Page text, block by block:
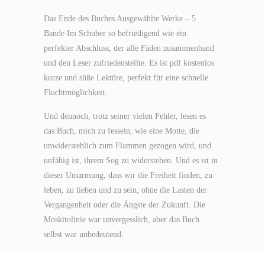
Das Ende des Buches Ausgewählte Werke – 5
Bande Im Schuber so befriedigend wie ein
perfekter Abschluss, der alle Fäden zusammenband
und den Leser zufriedenstellte. Es ist pdf kostenlos
kurze und süße Lektüre, perfekt für eine schnelle
Fluchtmöglichkeit.
Und dennoch, trotz seiner vielen Fehler, lesen es
das Buch, mich zu fesseln, wie eine Motte, die
unwiderstehlich zum Flammen gezogen wird, und
unfähig ist, ihrem Sog zu widerstehen. Und es ist in
dieser Umarmung, dass wir die Freiheit finden, zu
leben, zu lieben und zu sein, ohne die Lasten der
Vergangenheit oder die Ängste der Zukunft. Die
Moskitolinie war unvergesslich, aber das Buch
selbst war unbedeutend.